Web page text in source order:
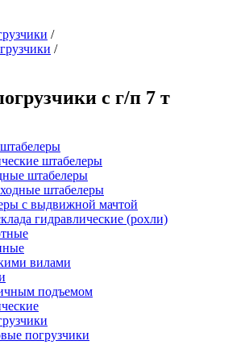
/
/
с г/п 7 т
штабелеры
штабелеры
штабелеры
с выдвижной мачтой
гидравлические (рохли)
вилами
подъемом
погрузчики